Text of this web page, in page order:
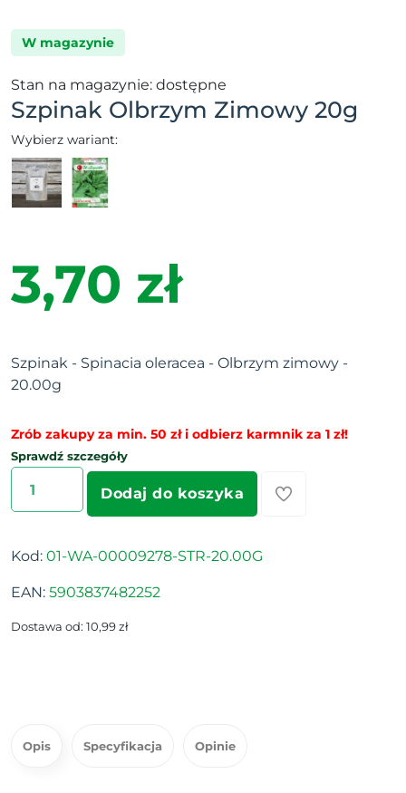
W magazynie
Stan na magazynie: dostępne
Szpinak Olbrzym Zimowy 20g
Wybierz wariant:
3,70 zł
Szpinak - Spinacia oleracea - Olbrzym zimowy -
20.00g
Zrób zakupy za min. 50 zł i odbierz karmnik za 1 zł!
Sprawdź szczegóły
Dodaj do koszyka
Kod: 01-WA-00009278-STR-20.00G
EAN: 5903837482252
Dostawa od: 10,99 zł
Opis Specyfikacja Opinie